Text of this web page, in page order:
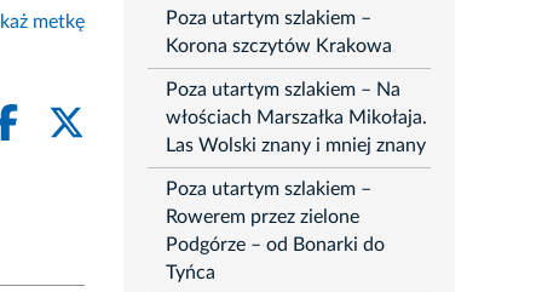
metkę
Poza utartym szlakiem –
Korona szczytów Krakowa
Poza utartym szlakiem – Na
włościach Marszałka Mikołaja.
Las Wolski znany i mniej znany
Poza utartym szlakiem –
Rowerem przez zielone
Podgórze – od Bonarki do
Tyńca